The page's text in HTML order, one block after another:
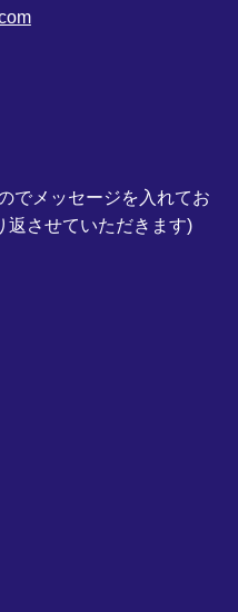
でメッセージを入れてお
返させていただきます)